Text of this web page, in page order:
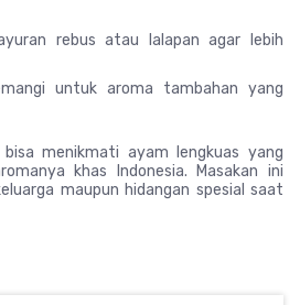
rebus atau lalapan agar lebih
untuk aroma tambahan yang
bisa menikmati ayam lengkuas yang
khas Indonesia. Masakan ini
maupun hidangan spesial saat